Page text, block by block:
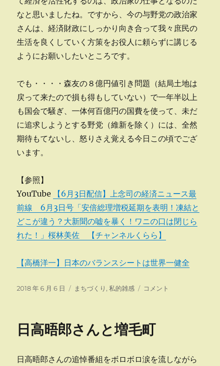
なと思いましたね。ですから、今の与野党の政治家
さんは、経済財政にしっかり向き合って我々庶民の
生活を良くしていく方策をお役人に頼らずに講じる
ようにお願いしたいところです。
でも・・・・森友の８億円値引き問題（結局土地は
戻って来たので損も得もしていない）で一年半以上
も国会で騒ぎ、一体何百億円の国費を使って、未だ
に追求しようとする野党（維新を除く）には、全然
期待もてないし、怒りさえ覚える今日この頃でござ
います。
【参照】
YouTube
【6月3日配信】上念司の経済ニュース最
前線 6月3日号「安倍総理増税延期を表明！凍結と
どこが違う？大新聞の嘘を暴く！ワニの口は閉じら
れた！」桜林美佐 【チャンネルくらら】
【高橋洋一】日本のバランスシートは世界一健全
投
2018 年 6 月 6 日
カ
ー
まちづくり,私的雑感
財
懇
出
コメント
日高晤郎さんと増毛町
日高晤郎さんの追悼番組をボロボロ涙を流しながら